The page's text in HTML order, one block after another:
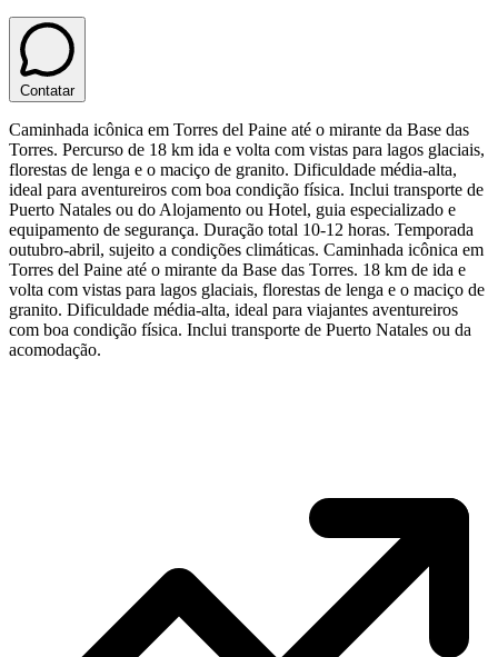
Contatar
Caminhada icônica em Torres del Paine até o mirante da Base das
Torres. Percurso de 18 km ida e volta com vistas para lagos glaciais,
florestas de lenga e o maciço de granito. Dificuldade média-alta,
ideal para aventureiros com boa condição física. Inclui transporte de
Puerto Natales ou do Alojamento ou Hotel, guia especializado e
equipamento de segurança. Duração total 10-12 horas. Temporada
outubro-abril, sujeito a condições climáticas. Caminhada icônica em
Torres del Paine até o mirante da Base das Torres. 18 km de ida e
volta com vistas para lagos glaciais, florestas de lenga e o maciço de
granito. Dificuldade média-alta, ideal para viajantes aventureiros
com boa condição física. Inclui transporte de Puerto Natales ou da
acomodação.